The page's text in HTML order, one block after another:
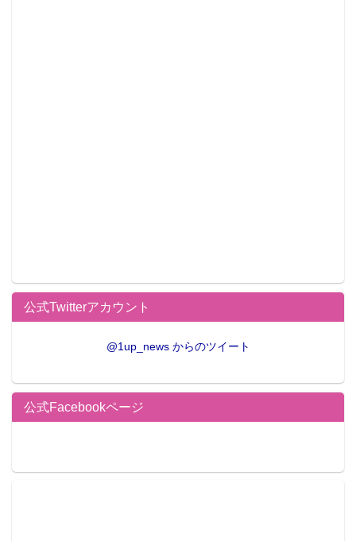
公式Twitterアカウント
@1up_news からのツイート
公式Facebookページ